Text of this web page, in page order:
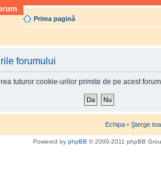
Prima pagină
forumului
tuturor cookie-urilor primite de pe acest
Echipa • Şterge
Powered by phpBB © 2000-2011 phpBB